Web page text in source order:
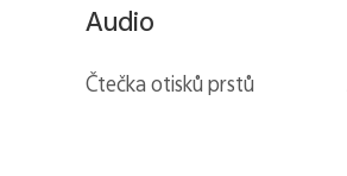
Audio
Čtečka otisků prstů